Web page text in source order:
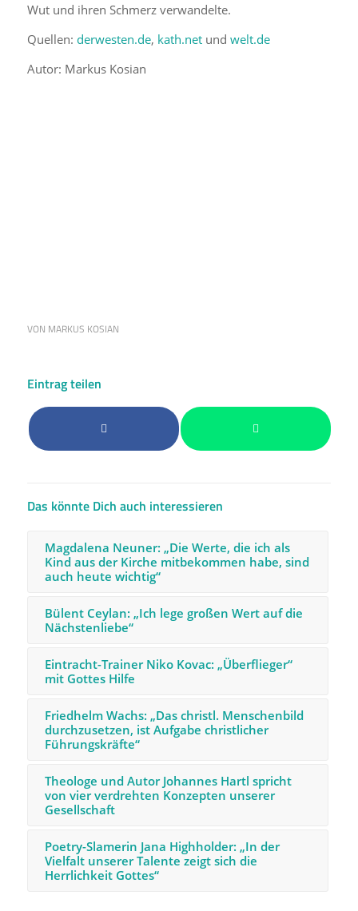
Wut und ihren Schmerz verwandelte.
Quellen: derwesten.de, kath.netund welt.de
Autor: Markus Kosian
VON MARKUS KOSIAN
Eintrag teilen
Das könnte Dich auch interessieren
Magdalena Neuner: „Die Werte, die ich als
Kind aus der Kirche mitbekommen habe, sind
auch heute wichtig“
Bülent Ceylan: „Ich lege großen Wert auf die
Nächstenliebe“
Eintracht-Trainer Niko Kovac: „Überflieger“
mit Gottes Hilfe
Friedhelm Wachs: „Das christl. Menschenbild
durchzusetzen, ist Aufgabe christlicher
Führungskräfte“
Theologe und Autor Johannes Hartl spricht
von vier verdrehten Konzepten unserer
Gesellschaft
Poetry-Slamerin Jana Highholder: „In der
Vielfalt unserer Talente zeigt sich die
Herrlichkeit Gottes“